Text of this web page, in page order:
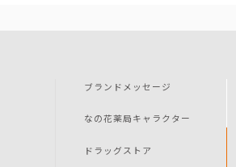
ブランドメッセージ
なの花薬局キャラクター
ドラッグストア